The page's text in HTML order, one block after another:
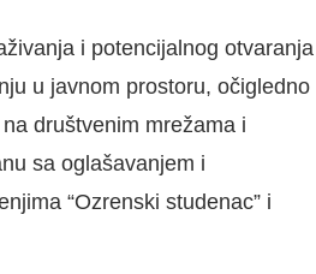
i potencijalnog otvaranja
u javnom prostoru, očigledno
društvenim mrežama i
sa oglašavanjem i
“Ozrenski studenac” i